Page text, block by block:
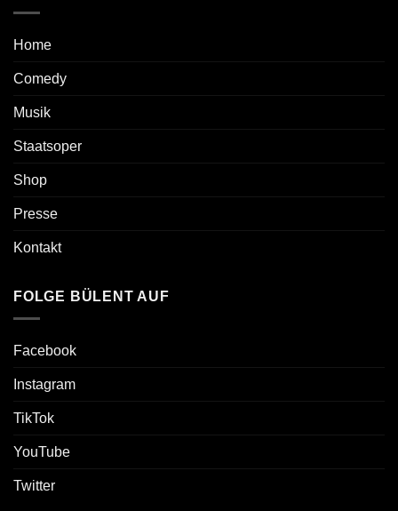
Home
Comedy
Musik
Staatsoper
Shop
Presse
Kontakt
FOLGE BÜLENT AUF
Facebook
Instagram
TikTok
YouTube
Twitter